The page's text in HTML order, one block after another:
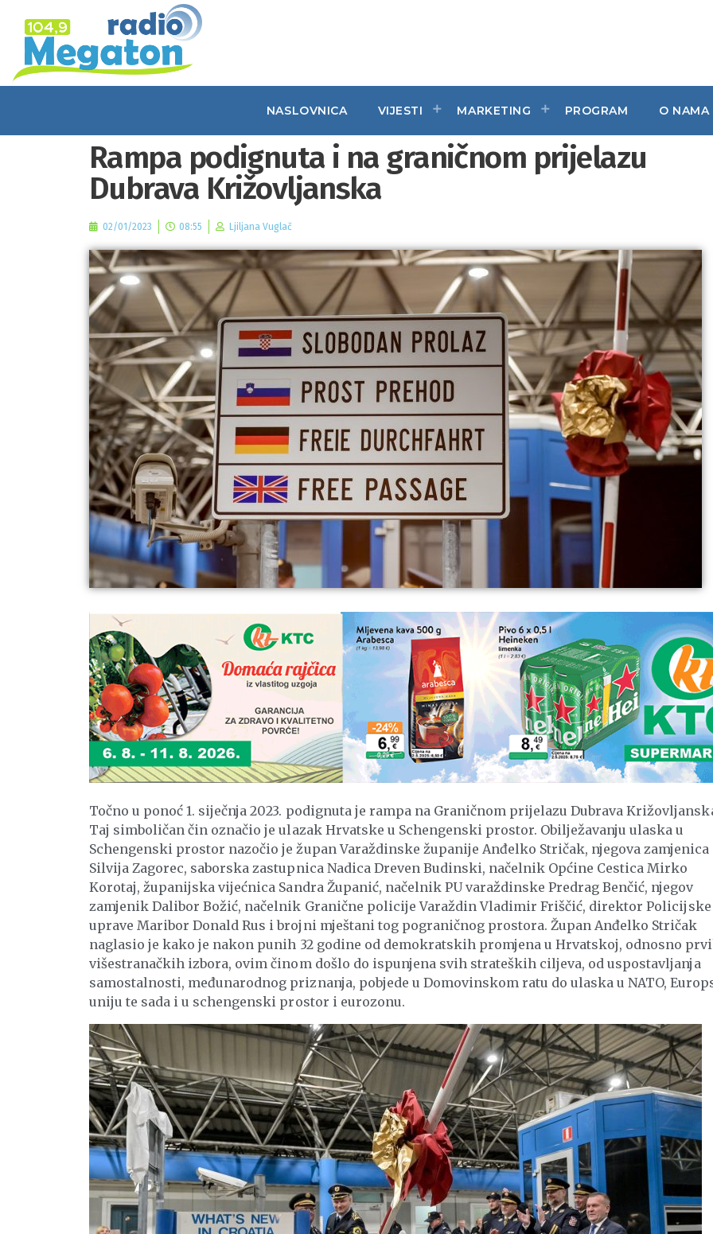
NASLOVNICA VIJESTI MARKETING PROGRAM O NAMA
Rampa podignuta i na graničnom prijelazu
Dubrava Križovljanska
02/01/2023 08:55 Ljiljana Vuglač
Točno u ponoć 1. siječnja 2023. podignuta je rampa na Graničnom prijelazu Dubrava
Taj simboličan čin označio je ulazak Hrvatske u Schengenski prostor. Obilježavanju ulaska u
Schengenski prostor nazočio je župan Varaždinske županije Anđelko Stričak, njegova zamjenica
Silvija Zagorec, saborska zastupnica Nadica Dreven Budinski, načelnik Općine Cestica Mirko
Korotaj, županijska vijećnica Sandra Županić, načelnik PU varaždinske Predrag Benčić, njegov
zamjenik Dalibor Božić, načelnik Granične policije Varaždin Vladimir Friščić, direktor Policijske
uprave Maribor Donald Rus i brojni mještani tog pograničnog prostora. Župan Anđelko Stričak
naglasio je kako je nakon punih 32 godine od demokratskih promjena u Hrvatskoj, odnosno
višestranačkih izbora, ovim činom došlo do ispunjena svih strateških ciljeva, od uspostavljanja
samostalnosti, međunarodnog priznanja, pobjede u Domovinskom ratu do ulaska u NATO,
uniju te sada i u schengenski prostor i eurozonu.